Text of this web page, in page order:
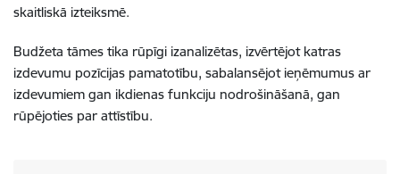
skaitliskā izteiksmē.
Budžeta tāmes tika rūpīgi izanalizētas, izvērtējot katras
izdevumu pozīcijas pamatotību, sabalansējot ieņēmumus ar
izdevumiem gan ikdienas funkciju nodrošināšanā, gan
rūpējoties par attīstību.